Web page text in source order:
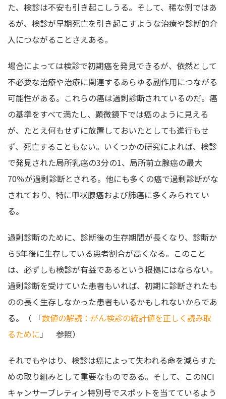
た、検診は不安も引き起こしうる。そして、稀な例ではあ
るが、検診が早期死亡を引き起こすような治療や診断的介
入につながることさえある。
場合によっては検診で初期癌を発見できるが、依然として
不必要な治療や治療に関連するあらゆる副作用につながる
可能性がある。これらの癌は過剰診断されているのだ。癌
の基準をすべて満たし、顕微鏡下では癌のように見える
が、たとえ何もせずに放置しておいたとしても進行もせ
ず、死亡することもない。いくつかの研究によれば、検診
で発見された局所乳癌の3分の1、局所前立腺癌の最大
70％が過剰診断とされる。他にも多くの癌で過剰診断がな
されており、特に甲状腺癌および肺癌に多くみられてい
る。
過剰診断のために、診断後の生存期間が長くなり、診断か
ら5年後に生存している患者割合が高くなる。このこと
は、必ずしも検診が有益であるという根拠にはならない。
過剰診断を受けていた患者もいれば、初期に診断されたも
のの長く生存しなかった患者もいるかもしれないからであ
る。（ 「数値の解読：がん検診の統計値を正しく読み取
るために 」 参照）
それでもやはり、検診は癌によって失われる命を減らすた
めの取り組みとして重要なものである。そして、このNCI
キャンサーブレティン特別号でスポットを当てているよう